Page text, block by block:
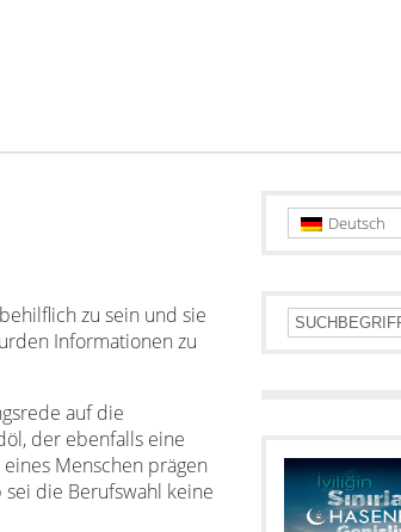
zu sein und sie
Informationen zu
auf die
der ebenfalls eine
Menschen prägen
die Berufswahl keine
Deutsch